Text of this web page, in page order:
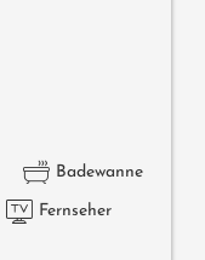
Badewanne
Fernseher